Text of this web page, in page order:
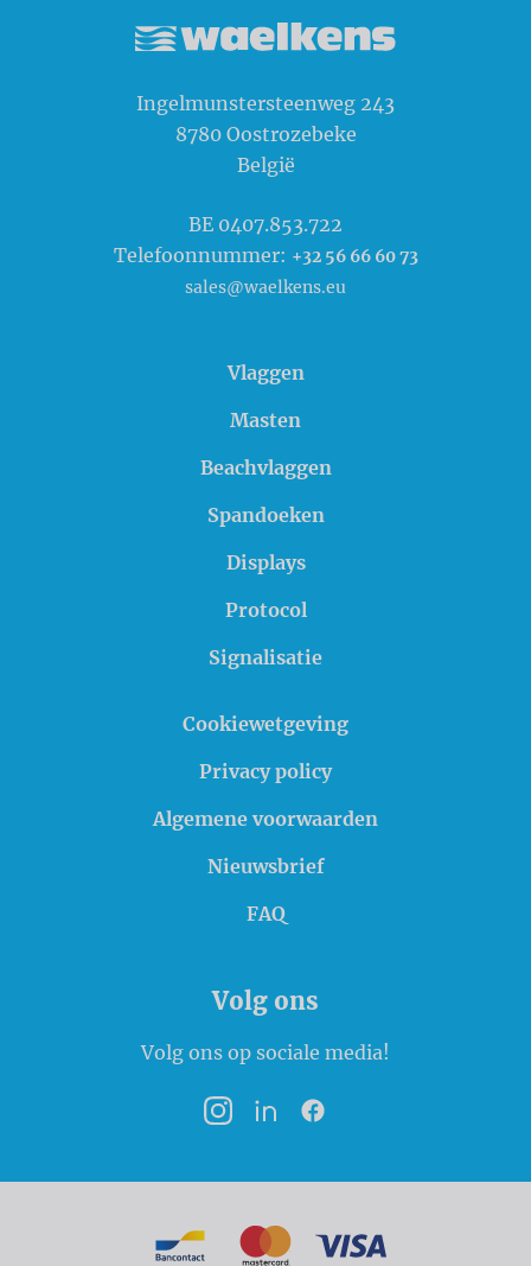
Ingelmunstersteenweg 243
8780 Oostrozebeke
België
BE 0407.853.722
Telefoonnummer: +32 56 66 60 73
sales@waelkens.eu
Vlaggen
Masten
Beachvlaggen
Spandoeken
Displays
Protocol
Signalisatie
Cookiewetgeving
Privacy policy
Algemene voorwaarden
Nieuwsbrief
FAQ
Volg ons
Volg ons op sociale media!
InstagramLinkedInFacebook
Betaalmogelijkheden
BancontactMasterCard
VISA